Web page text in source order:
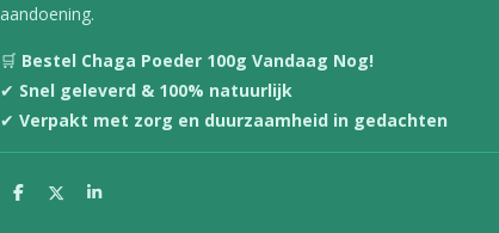
aandoening.
🛒 Bestel Chaga Poeder 100g Vandaag Nog!
✔ Snel geleverd & 100% natuurlijk
✔ Verpakt met zorg en duurzaamheid in gedachten
D
D
S